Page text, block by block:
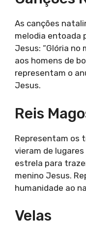
As canções
melodia entoada
Jesus: “Glória no
aos homens de
representam o
Jesus.
Reis
Representam os
vieram de
estrela para
menino Jesus.
humanidade ao
Velas